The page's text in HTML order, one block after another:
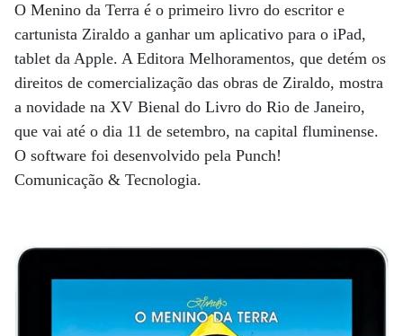
O Menino da Terra é o primeiro livro do escritor e
cartunista Ziraldo a ganhar um aplicativo para o iPad,
tablet da Apple. A Editora Melhoramentos, que detém os
direitos de comercialização das obras de Ziraldo, mostra
a novidade na XV Bienal do Livro do Rio de Janeiro,
que vai até o dia 11 de setembro, na capital fluminense.
O software foi desenvolvido pela Punch!
Comunicação & Tecnologia.